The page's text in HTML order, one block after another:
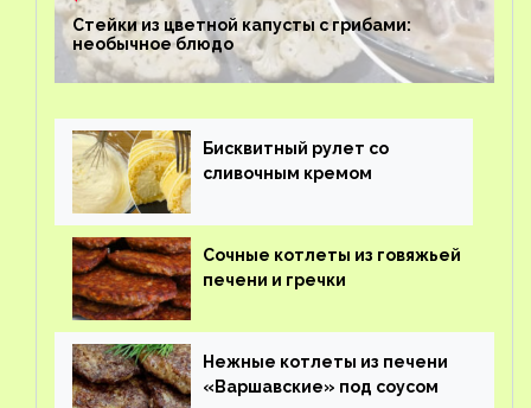
Стейки из цветной капусты с грибами:
необычное блюдо
Бисквитный рулет со
сливочным кремом
Сочные котлеты из говяжьей
печени и гречки
Нежные котлеты из печени
«Варшавские» под соусом